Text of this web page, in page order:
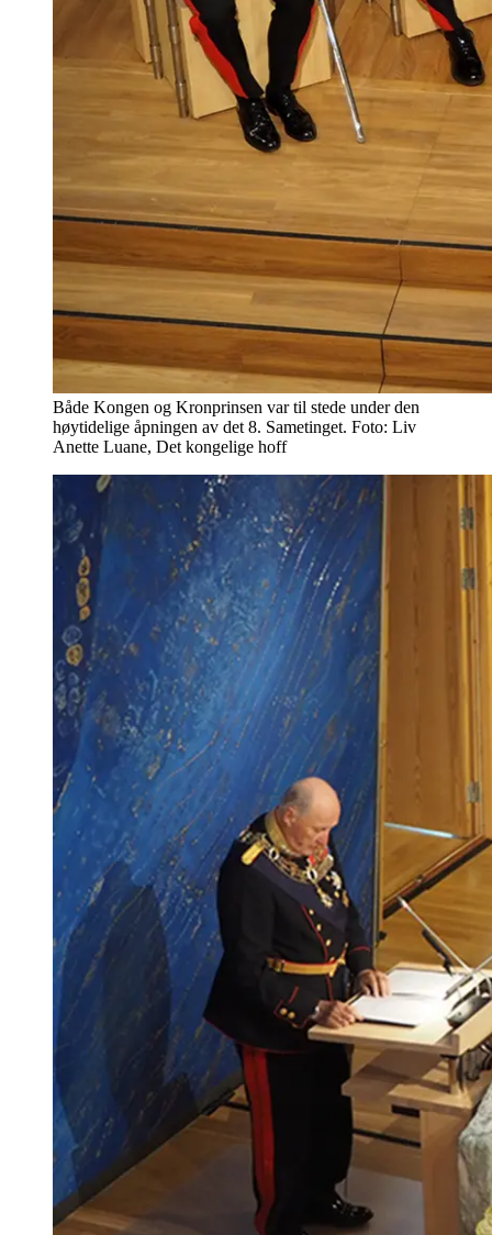
Både Kongen og Kronprinsen var til stede under den
høytidelige åpningen av det 8. Sametinget. Foto: Liv
Anette Luane, Det kongelige hoff